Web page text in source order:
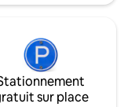
sur place